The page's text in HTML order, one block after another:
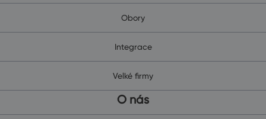
Obory
Integrace
Velké firmy
O nás